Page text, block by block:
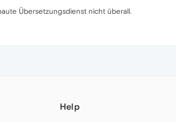
Übersetzungsdienst nicht überall.
Help